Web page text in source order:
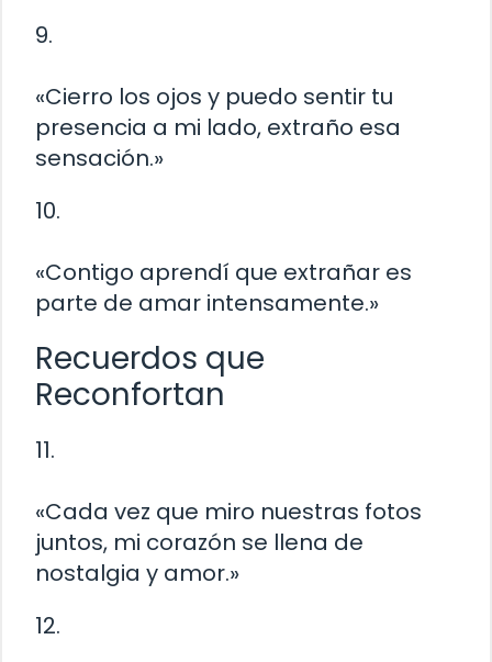
9.
«Cierro los ojos y puedo sentir tu
presencia a mi lado, extraño esa
sensación.»
10.
«Contigo aprendí que extrañar es
parte de amar intensamente.»
Recuerdos que
Reconfortan
11.
«Cada vez que miro nuestras fotos
juntos, mi corazón se llena de
nostalgia y amor.»
12.